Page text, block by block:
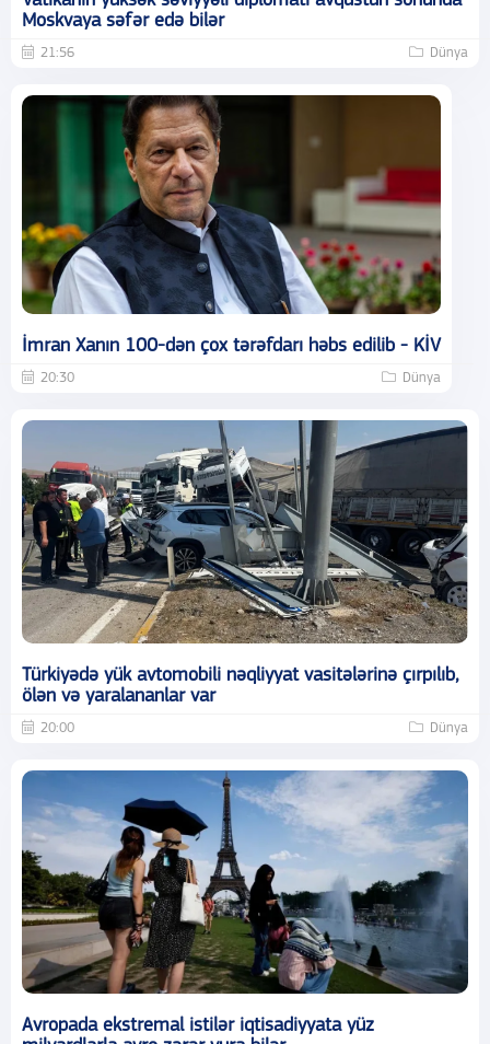
Moskvaya səfər edə bilər
21:56 Dünya
İmran Xanın 100-dən çox tərəfdarı həbs edilib - KİV
20:30 Dünya
Türkiyədə yük avtomobili nəqliyyat vasitələrinə çırpılıb,
ölən və yaralananlar var
20:00 Dünya
Avropada ekstremal istilər iqtisadiyyata yüz